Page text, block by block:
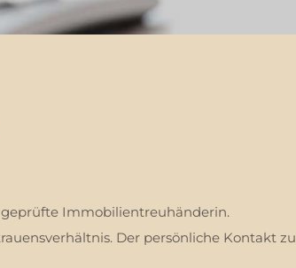
Immobilientreuhänderin.
Der persönliche Kontakt zu